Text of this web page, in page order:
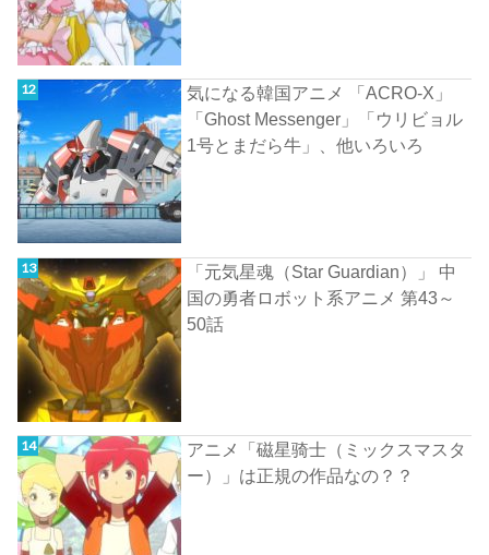
気になる韓国アニメ 「ACRO-X」
「Ghost Messenger」「ウリビョル
1号とまだら牛」、他いろいろ
「元気星魂（Star Guardian）」 中
国の勇者ロボット系アニメ 第43～
50話
アニメ「磁星骑士（ミックスマスタ
ー）」は正規の作品なの？？